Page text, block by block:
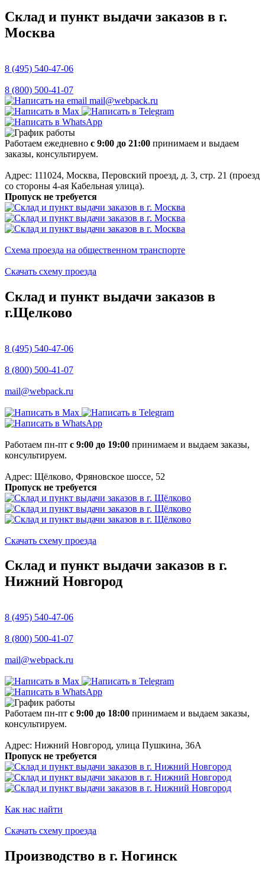
Склад и пункт выдачи заказов в г.
Москва
8 (495) 540-47-06
8 (800) 500-41-07
mail@webpack.ru
Работаем ежедневно с 9:00 до 21:00 принимаем и выдаем
заказы, консультируем.
Адрес: 111024, Москва, Перовский проезд, д. 3, стр. 21 (проезд
со стороны 4-ая Кабельная улица).
Пропуск не требуется
Схема проезда на общественном транспорте
Скачать схему проезда
Склад и пункт выдачи заказов в
г.Щелково
8 (495) 540-47-06
8 (800) 500-41-07
mail@webpack.ru
Работаем пн-пт с 9:00 до 19:00 принимаем и выдаем заказы,
консультируем.
Адрес: Щёлково, Фряновское шоссе, 52
Пропуск не требуется
Скачать схему проезда
Склад и пункт выдачи заказов в г.
Нижний Новгород
8 (495) 540-47-06
8 (800) 500-41-07
mail@webpack.ru
Работаем пн-пт с 9:00 до 18:00 принимаем и выдаем заказы,
консультируем.
Адрес: Нижний Новгород, улица Пушкина, 36А
Пропуск не требуется
Как нас найти
Скачать схему проезда
Производство в г. Ногинск